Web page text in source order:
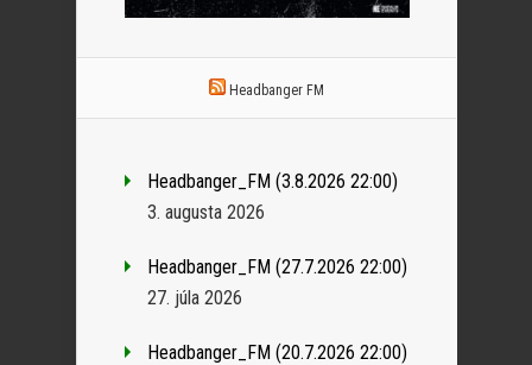
Headbanger FM
Headbanger_FM (3.8.2026 22:00)
3. augusta 2026
Headbanger_FM (27.7.2026 22:00)
27. júla 2026
Headbanger_FM (20.7.2026 22:00)